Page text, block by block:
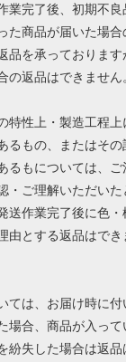
業完了後、初期不良
た商品が届いた場合
品を承っております
の返品はできません
特性上・製造工程上
るもの、またはその
るもについては、ご
・ご理解いただいた
送作業完了後に色・
由とする返品はでき
ては、お届け時に付
場合、商品が入って
紛失した場合は返品